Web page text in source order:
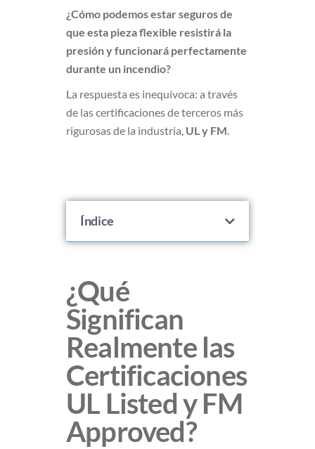
¿Cómo podemos estar seguros de
que esta pieza flexible resistirá la
presión y funcionará perfectamente
durante un incendio?
La respuesta es inequívoca: a través
de las certificaciones de terceros más
rigurosas de la industria, UL y FM.
Índice
¿Qué
Significan
Realmente las
Certificaciones
UL Listed y FM
Approved?